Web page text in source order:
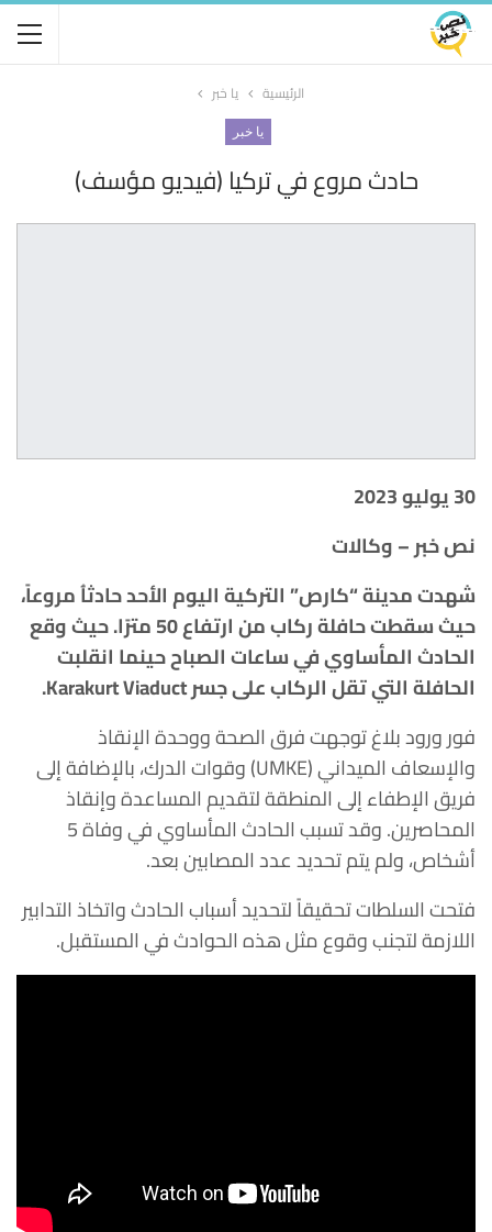
الرئيسية يا خبر
يا خبر
حادث مروع في تركيا (فيديو مؤسف)
30 يوليو 2023
نص خبر – وكالات
شهدت مدينة “كارص” التركية اليوم الأحد حادثاُ مروعاً،
حيث سقطت حافلة ركاب من ارتفاع 50 مترًا. حيث وقع
الحادث المأساوي في ساعات الصباح حينما انقلبت
الحافلة التي تقل الركاب على جسر Karakurt Viaduct.
فور ورود بلاغ توجهت فرق الصحة ووحدة الإنقاذ
والإسعاف الميداني (UMKE) وقوات الدرك، بالإضافة إلى
فريق الإطفاء إلى المنطقة لتقديم المساعدة وإنقاذ
المحاصرين. وقد تسبب الحادث المأساوي في وفاة 5
أشخاص، ولم يتم تحديد عدد المصابين بعد.
فتحت السلطات تحقيقاً لتحديد أسباب الحادث واتخاذ التدابير
اللازمة لتجنب وقوع مثل هذه الحوادث في المستقبل.